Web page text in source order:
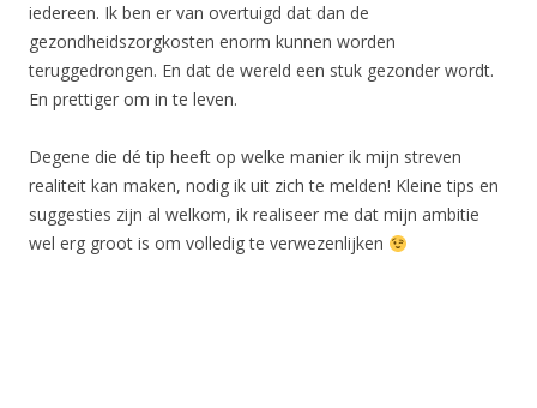
iedereen. Ik ben er van overtuigd dat dan de
gezondheidszorgkosten enorm kunnen worden
teruggedrongen. En dat de wereld een stuk gezonder wordt.
En prettiger om in te leven.
Degene die dé tip heeft op welke manier ik mijn streven
realiteit kan maken, nodig ik uit zich te melden! Kleine tips en
suggesties zijn al welkom, ik realiseer me dat mijn ambitie
wel erg groot is om volledig te verwezenlijken